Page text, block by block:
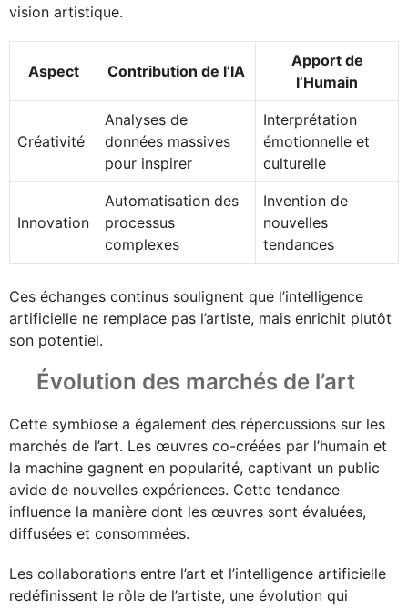
vision artistique.
Aspect Contribution de l’IA
Apport de
l’Humain
Créativité
Analyses de
données massives
pour inspirer
Interprétation
émotionnelle et
culturelle
Innovation
Automatisation des
processus
complexes
Invention de
nouvelles
tendances
Ces échanges continus soulignent que l’intelligence
artificielle ne remplace pas l’artiste, mais enrichit plutôt
son potentiel.
Évolution des marchés de l’art
Cette symbiose a également des répercussions sur les
marchés de l’art. Les œuvres co-créées par l’humain et
la machine gagnent en popularité, captivant un public
avide de nouvelles expériences. Cette tendance
influence la manière dont les œuvres sont évaluées,
diffusées et consommées.
Les collaborations entre l’art et l’intelligence artificielle
redéfinissent le rôle de l’artiste, une évolution qui